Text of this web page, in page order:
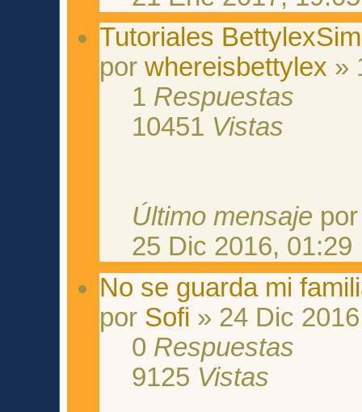
Tutoriales
porwhereisbettylex »
1 Respuestas
10451 Vistas
Último mensaje
25 Dic 2016, 01:29
No se guarda mi
por Sofi » 24 Dic
0 Respuestas
9125 Vistas